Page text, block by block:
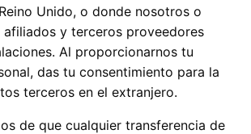
Unido, o donde nosotros o
afiliados y terceros proveedores
Al proporcionarnos tu
das tu consentimiento para la
terceros en el extranjero.
de que cualquier transferencia de